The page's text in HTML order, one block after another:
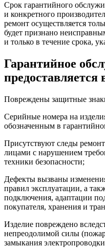
Срок гарантийного
и конкретного
ремонт осуществляется
будет признано
и только в течение срока,
Гарантийное
Повреждены защитные
Серийные номера на
обозначенным в
Присутствуют следы
лицами с нарушением
техники безопасности;
Дефекты вызваны
правил эксплуатации, а
подключения, адаптации
покупателя, хранения и
Изделие повреждено
непреодолимой силы
замыкания